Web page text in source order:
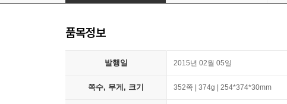
품목정보
발행일 2015년 02월 05일
쪽수, 무게, 크기 352쪽 | 374g | 254*374*30mm